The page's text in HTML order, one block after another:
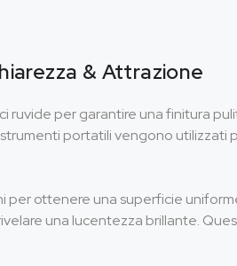
& Attrazione
ruvide per garantire una finitura
portatili vengono utilizzati
per ottenere una superficie
una lucentezza brillante.